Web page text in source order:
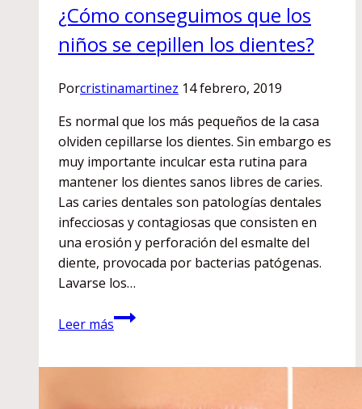
¿Cómo conseguimos que los
niños se cepillen los dientes?
Porcristinamartinez 14 febrero, 2019
Es normal que los más pequeños de la casa
olviden cepillarse los dientes. Sin embargo es
muy importante inculcar esta rutina para
mantener los dientes sanos libres de caries.
Las caries dentales son patologías dentales
infecciosas y contagiosas que consisten en
una erosión y perforación del esmalte del
diente, provocada por bacterias patógenas.
Lavarse los…
Leer más¿Cómo
conseguimos